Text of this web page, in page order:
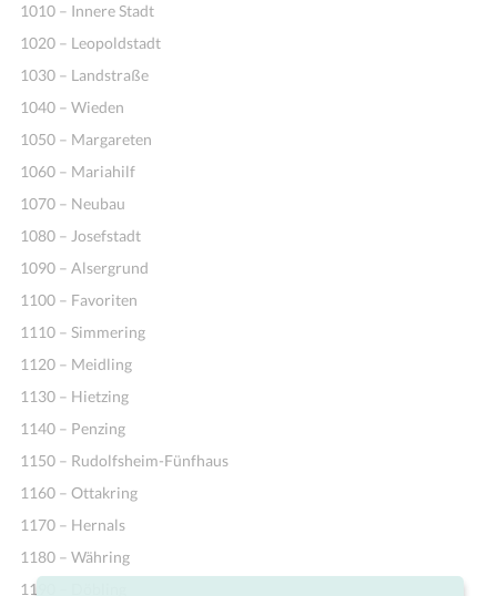
1010 – Innere Stadt
1020 – Leopoldstadt
1030 – Landstraße
1040 – Wieden
1050 – Margareten
1060 – Mariahilf
1070 – Neubau
1080 – Josefstadt
1090 – Alsergrund
1100 – Favoriten
1110 – Simmering
1120 – Meidling
1130 – Hietzing
1140 – Penzing
1150 – Rudolfsheim-Fünfhaus
1160 – Ottakring
1170 – Hernals
1180 – Währing
1190 – Döbling